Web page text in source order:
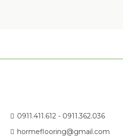
0911.411.612 - 0911.362.036
hormeflooring@gmail.com